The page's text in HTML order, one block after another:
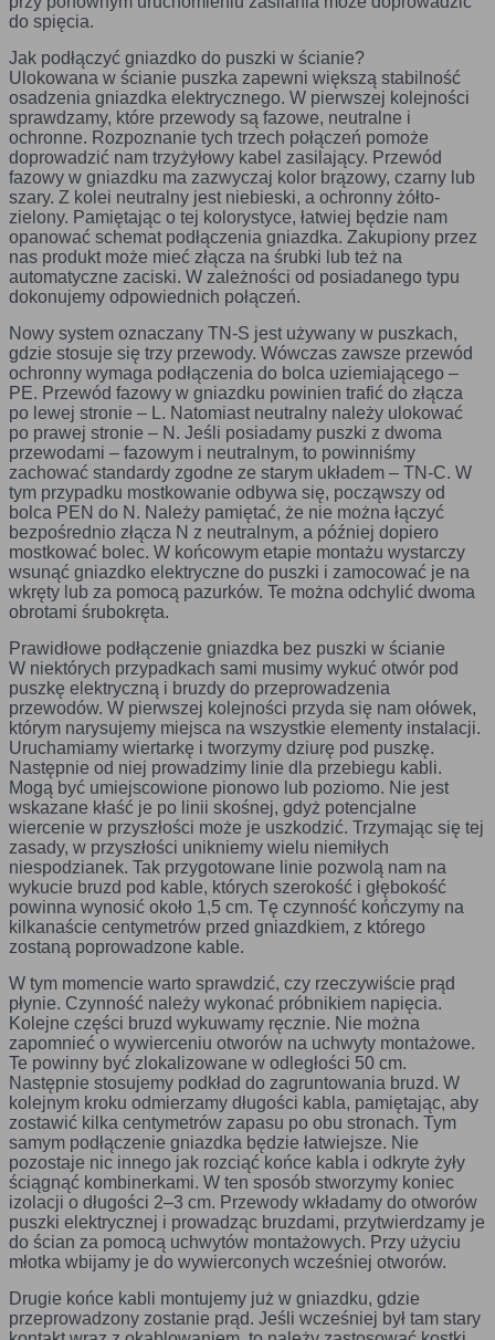
społecznościowych.
niej,
- służą bardzo ważnym funkcjonalnościom
serwisu, ich zablokowanie spowoduje, że
wybrane funkcje nie będą działać prawidłowo.
Biznesowe
Umożliwiają realizację modelu biznesowego w
oparciu o który udostępniona jest witryna, ich
zablokowanie nie spowoduje niedostępności
całości funkcjonalności serwisu, ale może
obniżyć poziom świadczenia usługi ze względu
na brak możliwości realizacji przez właściciela
witryny przychodów subsydiujących działanie
serwisu. Do tej kategorii należą np. cookies
reklamowe.
B. Ze względu na czas przez jaki cookie będzie umieszczone
w urządzeniu końcowym użytkownika:
Rodzaj Opis
Cookies
tymczasowe
(session
cookies)
cookie umieszczone na czas korzystania z
przeglądarki (sesji), zostaje wykasowane po
jej zamknięciu
Cookies stałe
(persistent
cookie)
nie jest kasowane po zamknięciu przeglądarki
i pozostaje w urządzeniu użytkownika na
określony czas lub bez okresu ważności w
zależności od ustawień właściciela witryny
C. Ze względu na pochodzenie – administratora serwisu,
który zarządza cookies:
Rodzaj Opis
Cookie własne
(first party
cookie)
cookie umieszczone bezpośrednio przez
właściciela witryny jaka została odwiedzona
Cookie
zewnętrzne
(third-party
cookie)
cookie umieszczone przez zewnętrzne
podmioty, których komponenty stron zostały
wywołane przez właściciela witryny
Uwaga:cookie mogą być wywołane przez administratora za
pomocą skryptów, komponentów, które znajdują się na
serwerach partnera, umiejscowionych w innej lokalizacji –
innym kraju lub nawet zupełnie innym systemie prawnym. W
przypadku wywołania przez administratora witryny
komponentów serwisu pochodzących spoza systemu
administratora mogą obowiązywać inne standardowe zasady
polityki cookies niż polityka prywatności / cookies
administratora witryny.
D. Ze względu na cel jakiemu służą:
Rodzaj Opis
Konfiguracji
serwisu
umożliwiają ustawienia funkcji i usług w
serwisie
Bezpieczeństwo i
niezawodność
serwisu
umożliwiają weryfikację autentyczności oraz
optymalizację wydajności serwisu
Uwierzytelnianie umożliwiają informowanie gdy użytkownik
jest zalogowany, dzięki czemu witryna może
pokazywać odpowiednie informacje i funkcje
Stan sesji
umożliwiają zapisywanie informacji o tym, jak
użytkownicy korzystają z witryny. Mogą one
dotyczyć najczęściej odwiedzanych stron lub
do spięcia.
Jak podłączyć gniazdko do puszki w ścianie?
Ulokowana w ścianie puszka zapewni większą stabilność
osadzenia gniazdka elektrycznego. W pierwszej kolejności
sprawdzamy, które przewody są fazowe, neutralne i
ochronne. Rozpoznanie tych trzech połączeń pomoże
doprowadzić nam trzyżyłowy kabel zasilający. Przewód
fazowy w gniazdku ma zazwyczaj kolor brązowy, czarny lub
szary. Z kolei neutralny jest niebieski, a ochronny żółto-
zielony. Pamiętając o tej kolorystyce, łatwiej będzie nam
opanować schemat podłączenia gniazdka. Zakupiony przez
nas produkt może mieć złącza na śrubki lub też na
automatyczne zaciski. W zależności od posiadanego typu
dokonujemy odpowiednich połączeń.
Nowy system oznaczany TN-S jest używany w puszkach,
gdzie stosuje się trzy przewody. Wówczas zawsze przewód
ochronny wymaga podłączenia do bolca uziemiającego –
PE. Przewód fazowy w gniazdku powinien trafić do złącza
po lewej stronie – L. Natomiast neutralny należy ulokować
po prawej stronie – N. Jeśli posiadamy puszki z dwoma
przewodami – fazowym i neutralnym, to powinniśmy
zachować standardy zgodne ze starym układem – TN-C. W
tym przypadku mostkowanie odbywa się, począwszy od
bolca PEN do N. Należy pamiętać, że nie można łączyć
bezpośrednio złącza N z neutralnym, a później dopiero
mostkować bolec. W końcowym etapie montażu wystarczy
wsunąć gniazdko elektryczne do puszki i zamocować je na
wkręty lub za pomocą pazurków. Te można odchylić dwoma
obrotami śrubokręta.
Prawidłowe podłączenie gniazdka bez puszki w ścianie
W niektórych przypadkach sami musimy wykuć otwór pod
puszkę elektryczną i bruzdy do przeprowadzenia
przewodów. W pierwszej kolejności przyda się nam ołówek,
którym narysujemy miejsca na wszystkie elementy instalacji.
Uruchamiamy wiertarkę i tworzymy dziurę pod puszkę.
Następnie od niej prowadzimy linie dla przebiegu kabli.
Mogą być umiejscowione pionowo lub poziomo. Nie jest
wskazane kłaść je po linii skośnej, gdyż potencjalne
wiercenie w przyszłości może je uszkodzić. Trzymając się tej
zasady, w przyszłości unikniemy wielu niemiłych
niespodzianek. Tak przygotowane linie pozwolą nam na
wykucie bruzd pod kable, których szerokość i głębokość
powinna wynosić około 1,5 cm. Tę czynność kończymy na
kilkanaście centymetrów przed gniazdkiem, z którego
zostaną poprowadzone kable.
W tym momencie warto sprawdzić, czy rzeczywiście prąd
płynie. Czynność należy wykonać próbnikiem napięcia.
Kolejne części bruzd wykuwamy ręcznie. Nie można
zapomnieć o wywierceniu otworów na uchwyty montażowe.
Te powinny być zlokalizowane w odległości 50 cm.
Następnie stosujemy podkład do zagruntowania bruzd. W
kolejnym kroku odmierzamy długości kabla, pamiętając, aby
zostawić kilka centymetrów zapasu po obu stronach. Tym
samym podłączenie gniazdka będzie łatwiejsze. Nie
pozostaje nic innego jak rozciąć końce kabla i odkryte żyły
ściągnąć kombinerkami. W ten sposób stworzymy koniec
izolacji o długości 2–3 cm. Przewody wkładamy do otworów
puszki elektrycznej i prowadząc bruzdami, przytwierdzamy je
do ścian za pomocą uchwytów montażowych. Przy użyciu
młotka wbijamy je do wywierconych wcześniej otworów.
Drugie końce kabli montujemy już w gniazdku, gdzie
przeprowadzony zostanie prąd. Jeśli wcześniej był tam stary